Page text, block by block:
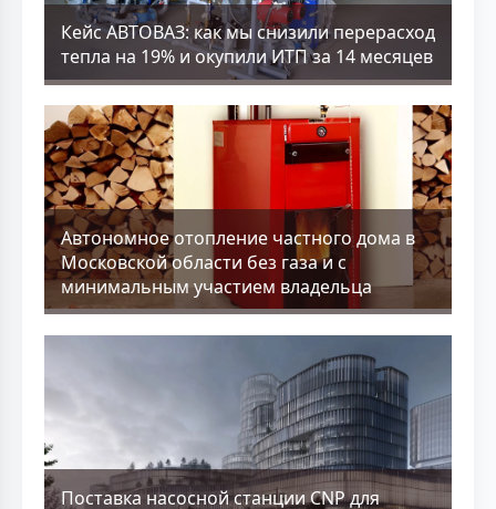
Кейс АВТОВАЗ: как мы снизили перерасход
тепла на 19% и окупили ИТП за 14 месяцев
Aвтономное отопление частного дома в
Московской области без газа и с
минимальным участием владельца
Поставка насосной станции CNP для